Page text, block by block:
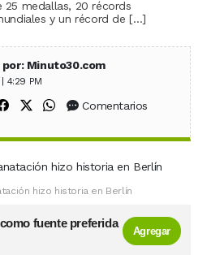
25 medallas, 20 récords
y un récord de […]
por: Minuto30.com
4:29 PM
Compartir en Facebook
Compartir en X (Twitter)
Compartir en WhatsApp
Comentarios
hizo historia en Berlín
fuente preferida
Agregar